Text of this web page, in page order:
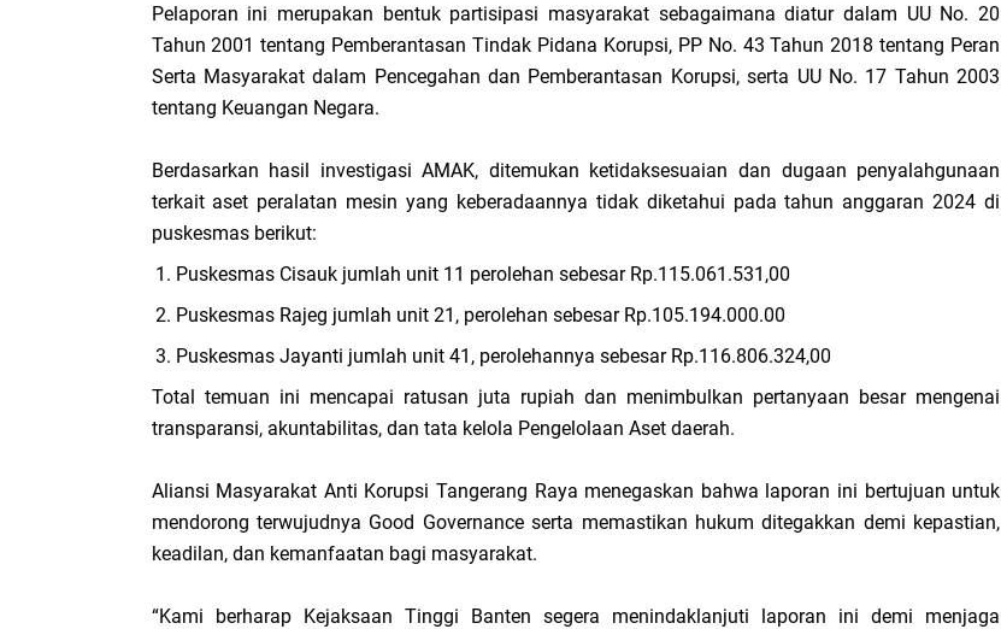
Pelaporan ini merupakan bentuk partisipasi masyarakat sebagaimana diatur dalam UU No. 20
Tahun 2001 tentang Pemberantasan Tindak Pidana Korupsi, PP No. 43 Tahun 2018 tentang Peran
Serta Masyarakat dalam Pencegahan dan Pemberantasan Korupsi, serta UU No. 17 Tahun 2003
tentang Keuangan Negara.
Berdasarkan hasil investigasi AMAK, ditemukan ketidaksesuaian dan dugaan penyalahgunaan
terkait aset peralatan mesin yang keberadaannya tidak diketahui pada tahun anggaran 2024 di
puskesmas berikut:
Puskesmas Cisauk jumlah unit 11 perolehan sebesar Rp.115.061.531,00
Puskesmas Rajeg jumlah unit 21, perolehan sebesar Rp.105.194.000.00
Puskesmas Jayanti jumlah unit 41, perolehannya sebesar Rp.116.806.324,00
Total temuan ini mencapai ratusan juta rupiah dan menimbulkan pertanyaan besar mengenai
transparansi, akuntabilitas, dan tata kelola Pengelolaan Aset daerah.
Aliansi Masyarakat Anti Korupsi Tangerang Raya menegaskan bahwa laporan ini bertujuan untuk
mendorong terwujudnya Good Governance serta memastikan hukum ditegakkan demi kepastian,
keadilan, dan kemanfaatan bagi masyarakat.
“Kami berharap Kejaksaan Tinggi Banten segera menindaklanjuti laporan ini demi menjaga